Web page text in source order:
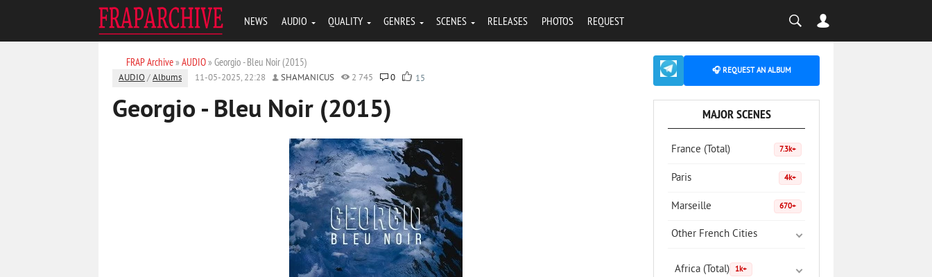
NEWS AUDIO QUALITY GENRES SCENES RELEASES PHOTOS REQUEST
FRAP Archive» AUDIO» Georgio - Bleu Noir (2015)
AUDIO /Albums 11-05-2025, 22:28 SHAMANICUS 2 745 0 15
Georgio - Bleu Noir (2015)
🎧 REQUEST AN ALBUM
MAJOR SCENES
France (Total) 7.3k+
Paris 4k+
Marseille 670+
Other French Cities
Africa (Total) 1k+